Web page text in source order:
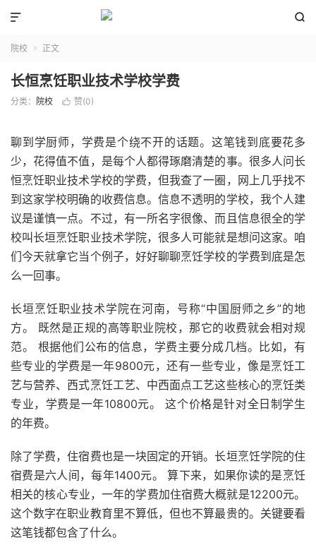


院校  正文
长恒烹饪职业技术学校学费
分类： 院校  赞(0)
聊到学厨师，学费是个绕不开的话题。这笔钱到底要花多
少，花得值不值，是每个人都得琢磨清楚的事。很多人问长
恒烹饪职业技术学校的学费，但我查了一圈，网上几乎找不
到这家学校明确的收费信息。信息不透明的学校，我个人建
议是谨慎一点。不过，有一所名字很像、而且信息很全的学
校叫长垣烹饪职业技术学院，很多人可能就是想问这家。咱
们今天就拿它当个例子，好好聊聊烹饪学校的学费到底是怎
么一回事。
长垣烹饪职业技术学院在河南，号称“中国厨师之乡”的地
方。 既然是正规的高等职业院校，那它的收费就会相对规
范。 根据他们公布的信息，学费主要分成几档。比如，有
些专业的学费是一年9800元，还有一些专业，像是烹饪工
艺与营养、西式烹饪工艺、中西面点工艺这些核心的烹饪类
专业，学费是一年10800元。 这个价格是针对全日制学生
的年费。
除了学费，住宿费也是一块固定的开销。长垣烹饪学院的住
宿费是六人间，每年1400元。 算下来，如果你读的是烹饪
相关的核心专业，一年的学费加住宿费大概就是12200元。
这个数字在职业教育里不算低，但也不算最贵的。关键要看
这笔钱都包含了什么。